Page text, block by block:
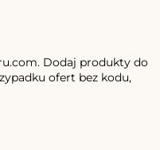
Dodaj produkty do
ofert bez kodu,